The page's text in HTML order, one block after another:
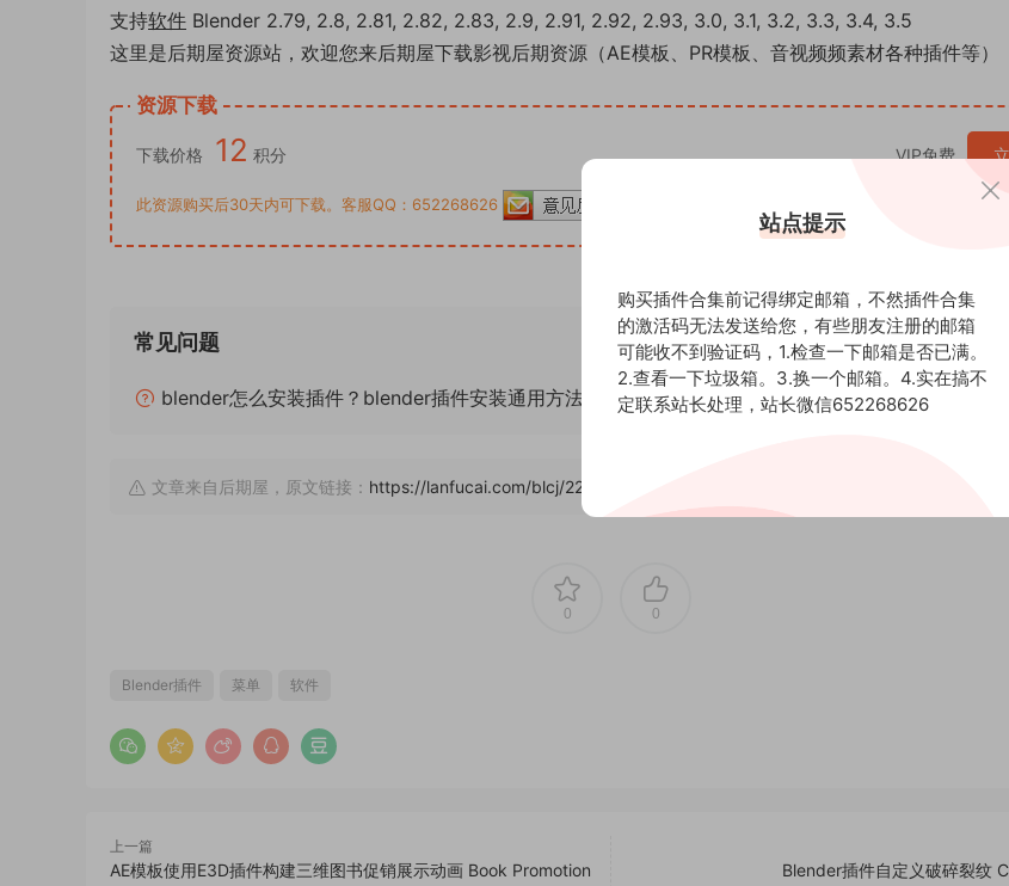
支持软件 Blender 2.79, 2.8, 2.81, 2.82, 2.83, 2.9, 2.91, 2.92, 2.93, 3.0, 3.1, 3.2, 3.3, 3.4, 3.5
这里是后期屋资源站，欢迎您来后期屋下载影视后期资源（AE模板、PR模板、音视频频素材各种插件等）
资源下载
下载价格 12 积分 VIP免费
此资源购买后30天内可下载。客服QQ：652268626
常见问题
blender怎么安装插件？blender插件安装通用方法！
文章来自后期屋，原文链接： https://lanfucai.com/blcj/22305
0 0
Blender插件 菜单 软件
上一篇
AE模板使用E3D插件构建三维图书促销展示动画 Book Promotion
Blender插件自定义破碎裂纹
站点提示
购买插件合集前记得绑定邮箱，不然插件合集
的激活码无法发送给您，有些朋友注册的邮箱
可能收不到验证码，1.检查一下邮箱是否已满。
2.查看一下垃圾箱。3.换一个邮箱。4.实在搞不
定联系站长处理，站长微信652268626